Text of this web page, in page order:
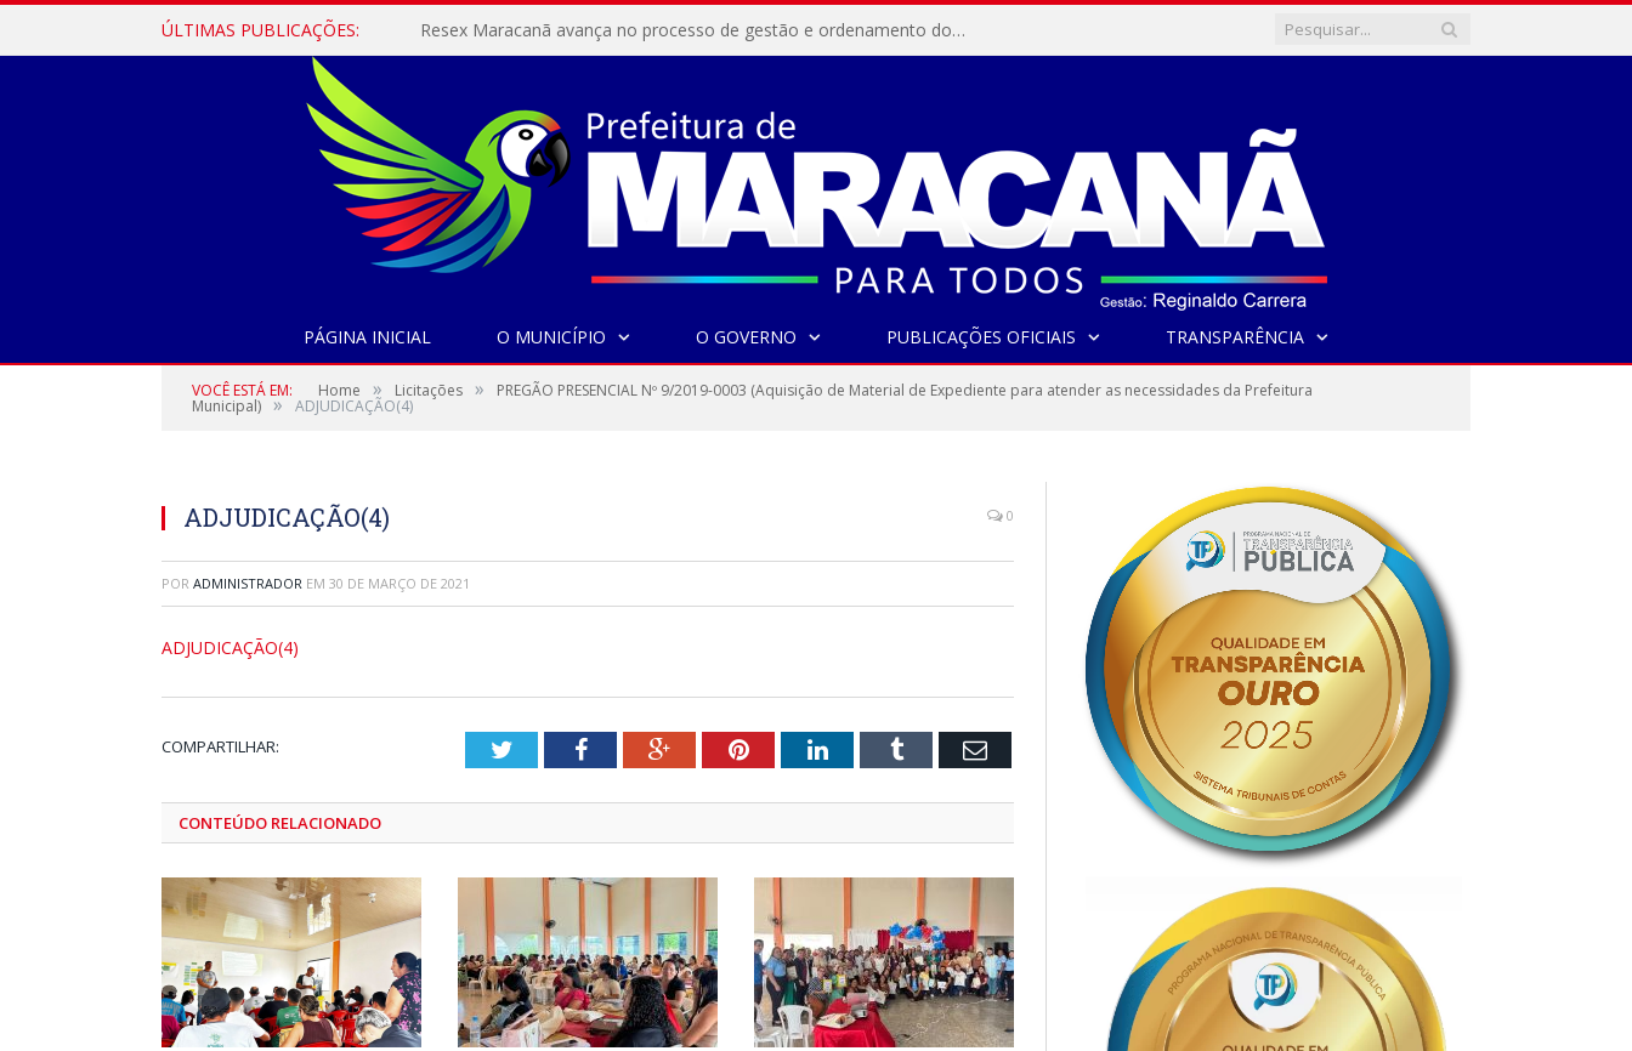
ÚLTIMAS PUBLICAÇÕES: Resex Maracanã avança no processo de gestão e ordenamento do turismo em nossas áreas protegidas.
PÁGINA INICIAL O MUNICÍPIO O GOVERNO PUBLICAÇÕES OFICIAIS TRANSPARÊNCIA
VOCÊ ESTÁ EM: Home » Licitações » PREGÃO PRESENCIAL Nº 9/2019-0003 (Aquisição de Material de Expediente para atender as necessidades da Prefeitura
Municipal) » ADJUDICAÇÃO(4)
ADJUDICAÇÃO(4) 0
POR ADMINISTRADOR EM 30 DE MARÇO DE 2021
ADJUDICAÇÃO(4)
COMPARTILHAR: TwitterFacebookGoogle+PinterestLinkedInTumblr Email
CONTEÚDO RELACIONADO